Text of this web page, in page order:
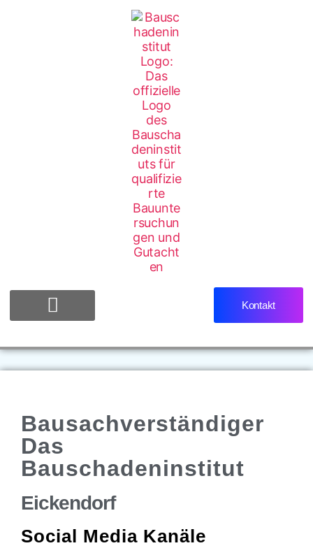
Kontakt
Bausachverständiger
Das
Bauschadeninstitut
Eickendorf
Social Media Kanäle